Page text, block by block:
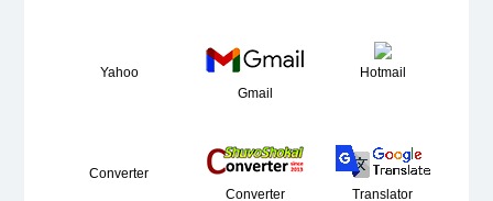
Yahoo
Gmail
Hotmail
Converter
Converter
Translator